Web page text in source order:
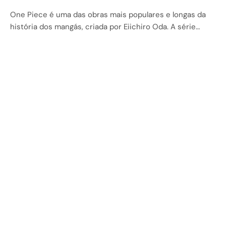
One Piece é uma das obras mais populares e longas da
história dos mangás, criada por Eiichiro Oda. A série…